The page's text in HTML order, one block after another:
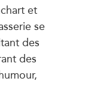
et
se
des
des